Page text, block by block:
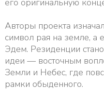
его оригинальную
Авторы проекта
символ рая на земле,
Эдем. Резиденции
идеи — восточным
Земли и Небес, где
рамки обыденного.